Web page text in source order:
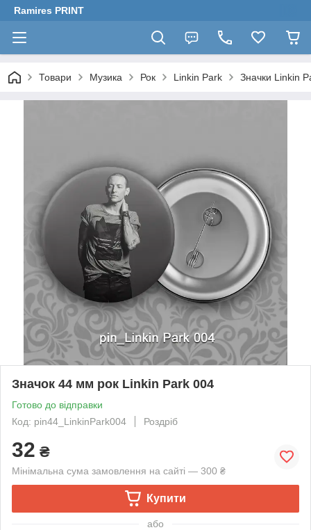
Ramires PRINT
Товари Музика Рок Linkin Park Значки Linkin
Значок 44 мм рок Linkin Park 004
Готово до відправки
Код: pin44_LinkinPark004
Роздріб
32 ₴
Мінімальна сума замовлення на сайті — 300 ₴
Купити
або